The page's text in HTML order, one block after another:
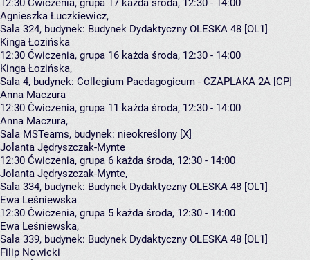
12:30 Ćwiczenia, grupa 17 każda środa, 12:30 - 14:00
Agnieszka Łuczkiewicz,
Sala 324, budynek: Budynek Dydaktyczny OLESKA 48 [OL1]
Kinga Łozińska
12:30 Ćwiczenia, grupa 16 każda środa, 12:30 - 14:00
Kinga Łozińska,
Sala 4, budynek: Collegium Paedagogicum - CZAPLAKA 2A [CP]
Anna Maczura
12:30 Ćwiczenia, grupa 11 każda środa, 12:30 - 14:00
Anna Maczura,
Sala MSTeams, budynek: nieokreślony [X]
Jolanta Jędryszczak-Mynte
12:30 Ćwiczenia, grupa 6 każda środa, 12:30 - 14:00
Jolanta Jędryszczak-Mynte,
Sala 334, budynek: Budynek Dydaktyczny OLESKA 48 [OL1]
Ewa Leśniewska
12:30 Ćwiczenia, grupa 5 każda środa, 12:30 - 14:00
Ewa Leśniewska,
Sala 339, budynek: Budynek Dydaktyczny OLESKA 48 [OL1]
Filip Nowicki